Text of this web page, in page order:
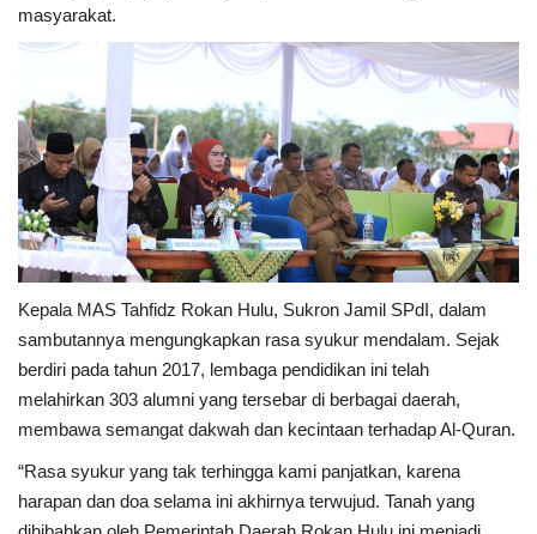
masyarakat.
Kepala MAS Tahfidz Rokan Hulu, Sukron Jamil SPdI, dalam
sambutannya mengungkapkan rasa syukur mendalam. Sejak
berdiri pada tahun 2017, lembaga pendidikan ini telah
melahirkan 303 alumni yang tersebar di berbagai daerah,
membawa semangat dakwah dan kecintaan terhadap Al-Quran.
“Rasa syukur yang tak terhingga kami panjatkan, karena
harapan dan doa selama ini akhirnya terwujud. Tanah yang